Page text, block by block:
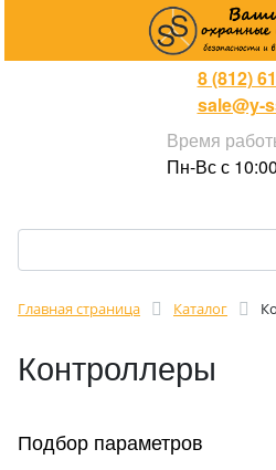
8 (812)
sale@y-
Время
Пн-Вс с
Главная страница Каталог
Контроллеры
Подбор параметров